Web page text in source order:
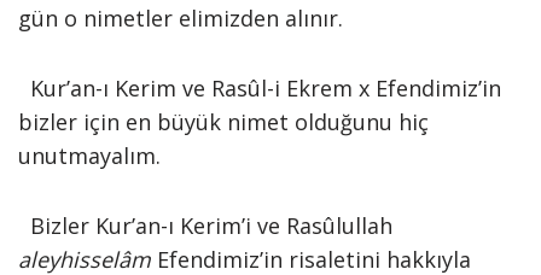
gün o nimetler elimizden alınır.
Kur’an-ı Kerim ve Rasûl-i Ekrem x Efendimiz’in
bizler için en büyük nimet olduğunu hiç
unutmayalım.
Bizler Kur’an-ı Kerim’i ve Rasûlullah
aleyhisselâm Efendimiz’in risaletini hakkıyla